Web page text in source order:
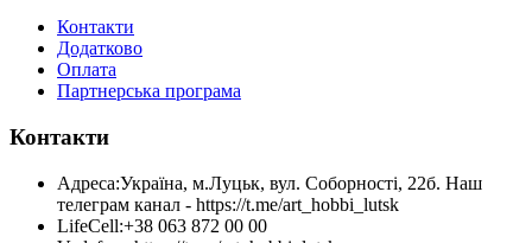
Контакти
Додатково
Оплата
Партнерська програма
Контакти
Адреса:Україна, м.Луцьк, вул. Соборності, 22б. Наш
телеграм канал - https://t.me/art_hobbi_lutsk
LifeCell:+38 063 872 00 00